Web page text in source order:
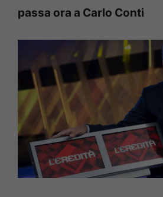
passa ora a Carlo Conti